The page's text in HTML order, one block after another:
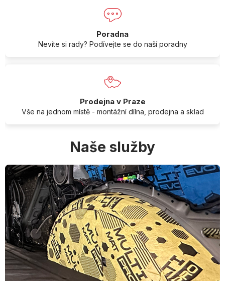
Poradna
Nevíte si rady? Podívejte se do naší poradny
Prodejna v Praze
Vše na jednom místě - montážní dílna, prodejna a sklad
Naše služby